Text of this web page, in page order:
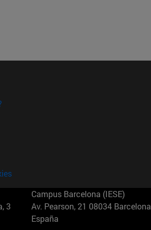
3
Campus Barcelona (IESE)
Av. Pearson, 21 08034 Barcelona
España